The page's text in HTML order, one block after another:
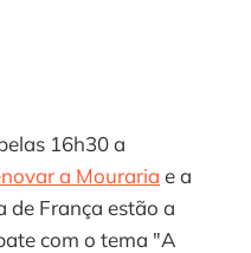
16h30 a
a Mouraria e a
de França estão a
com o tema "A